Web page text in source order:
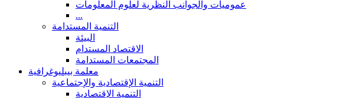
عموميات والجوانب النظرية لعلوم المعلومات
...
التنمية المستدامة
البيئة
الاقتصاد المستدام
المجتمعات المستدامة
معلمة بيبليوغرافية
التنمية الإقتصادية والإجتماعية
التنمية الإقتصادية